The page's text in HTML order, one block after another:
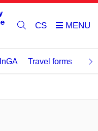
CS
InGA Travel forms